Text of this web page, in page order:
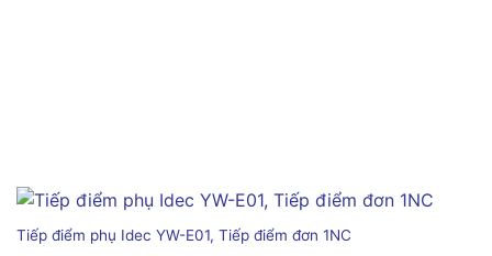
Tiếp điểm phụ Idec YW-E01, Tiếp điểm đơn 1NC